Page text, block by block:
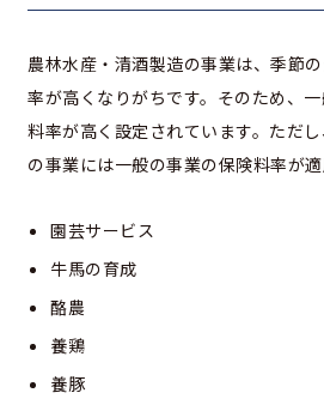
農林水産・清酒製造の事業は、季節
率が高くなりがちです。そのため、
料率が高く設定されています。ただ
の事業には一般の事業の保険料率が適
園芸サービス
牛馬の育成
酪農
養鶏
養豚